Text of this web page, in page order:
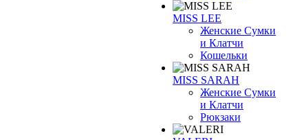
MISS LEE
Женские Сумки
и Клатчи
Кошельки
MISS SARAH
Женские Сумки
и Клатчи
Рюкзаки